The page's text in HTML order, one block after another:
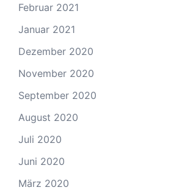
Februar 2021
Januar 2021
Dezember 2020
November 2020
September 2020
August 2020
Juli 2020
Juni 2020
März 2020